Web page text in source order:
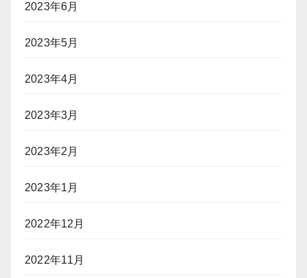
2023年6月
2023年5月
2023年4月
2023年3月
2023年2月
2023年1月
2022年12月
2022年11月